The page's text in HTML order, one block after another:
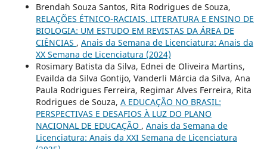
Brendah Souza Santos, Rita Rodrigues de Souza,
RELAÇÕES ÉTNICO-RACIAIS, LITERATURA E ENSINO DE
BIOLOGIA: UM ESTUDO EM REVISTAS DA ÁREA DE
CIÊNCIAS , Anais da Semana de Licenciatura: Anais da
XX Semana de Licenciatura (2024)
Rosimary Batista da Silva, Ednei de Oliveira Martins,
Evailda da Silva Gontijo, Vanderli Márcia da Silva, Ana
Paula Rodrigues Ferreira, Regimar Alves Ferreira, Rita
Rodrigues de Souza, A EDUCAÇÃO NO BRASIL:
PERSPECTIVAS E DESAFIOS À LUZ DO PLANO
NACIONAL DE EDUCAÇÃO , Anais da Semana de
Licenciatura: Anais da XXI Semana de Licenciatura